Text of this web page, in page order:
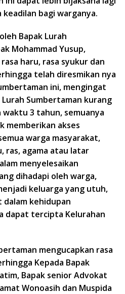
bagi warganya.
Bapak Lurah
Mohammad Yusup,
rasa haru, rasa syukur dan
telah diresmikan nya
ini, mengingat
Sumbertaman kurang
3 tahun, semuanya
memberikan akses
warga masyarakat,
ras, agama atau latar
menyelesaikan
dihadapi oleh warga,
keluarga yang utuh,
dalam kehidupan
dapat tercipta Kelurahan
mengucapkan rasa
Kepada Bapak
Bapak senior Advokat
Wonoasih dan Muspida